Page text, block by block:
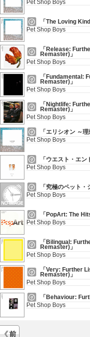
Pet Shop Boys
「The Loving
Pet Shop Boys
「Release:
Remaster)」
Pet Shop Boys
「Fundamental:
Remaster)」
Pet Shop Boys
「Nightlife:
Remaster)」
Pet Shop Boys
「エリシオン ～理
Pet Shop Boys
「ウエスト・エン
Pet Shop Boys
「究極のペット・
Pet Shop Boys
「PopArt: The
Pet Shop Boys
「Bilingual: Further Listening 1995 - 1997 (2018
Remaster)」
Pet Shop Boys
「Very: Further
Remaster)」
Pet Shop Boys
「Behaviour:
Pet Shop Boys
前